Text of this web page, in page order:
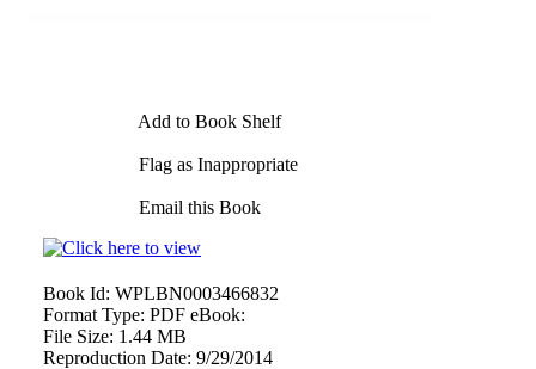
Add to Book Shelf
Flag as Inappropriate
Email this Book
Book Id: WPLBN0003466832
Format Type: PDF eBook:
File Size: 1.44 MB
Reproduction Date: 9/29/2014